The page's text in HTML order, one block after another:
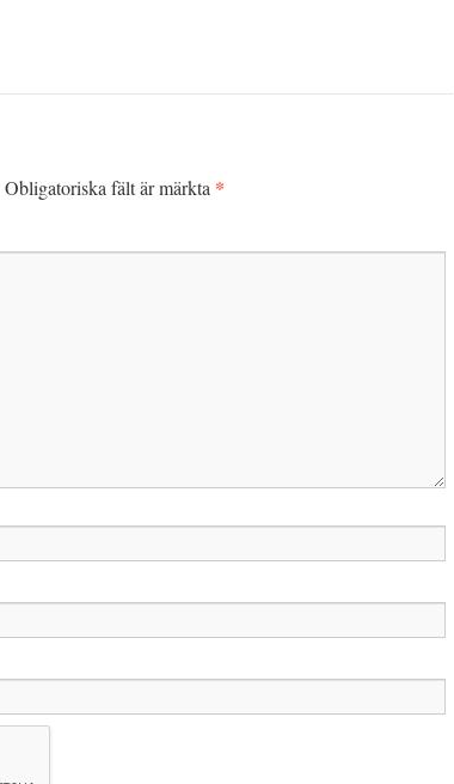
Obligatoriska fält är märkta *